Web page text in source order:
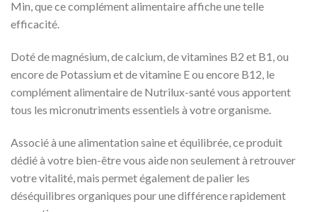
Min, que ce complément alimentaire affiche une telle
efficacité.
Doté de magnésium, de calcium, de vitamines B2 et B1, ou
encore de Potassium et de vitamine E ou encore B12, le
complément alimentaire de Nutrilux-santé vous apportent
tous les micronutriments essentiels à votre organisme.
Associé à une alimentation saine et équilibrée, ce produit
dédié à votre bien-être vous aide non seulement à retrouver
votre vitalité, mais permet également de palier les
déséquilibres organiques pour une différence rapidement